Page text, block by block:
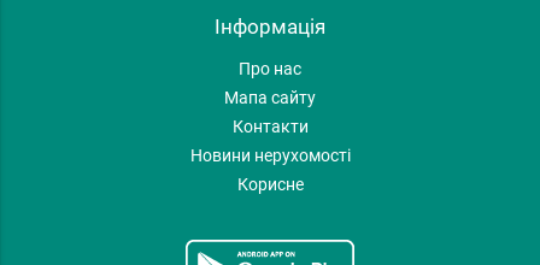
Інформація
Про нас
Мапа сайту
Контакти
Новини нерухомості
Корисне